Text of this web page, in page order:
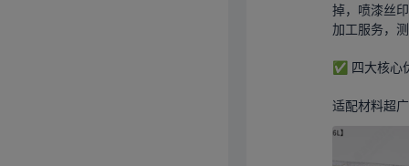
掉，喷漆丝
加工服务，
✅ 四大核心
适配材料超